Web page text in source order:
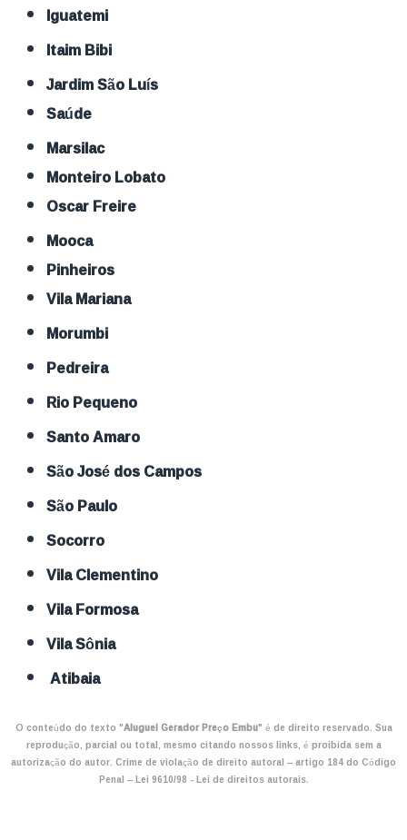
Iguatemi
Itaim Bibi
Jardim São Luís
Saúde
Marsilac
Monteiro Lobato
Oscar Freire
Mooca
Pinheiros
Vila Mariana
Morumbi
Pedreira
Rio Pequeno
Santo Amaro
São José dos Campos
São Paulo
Socorro
Vila Clementino
Vila Formosa
Vila Sônia
Atibaia
O conteúdo do texto "Aluguel Gerador Preço Embu" é de direito reservado. Sua
reprodução, parcial ou total, mesmo citando nossos links, é proibida sem a
autorização do autor. Crime de violação de direito autoral – artigo 184 do Código
Penal –Lei 9610/98 - Lei de direitos autorais.